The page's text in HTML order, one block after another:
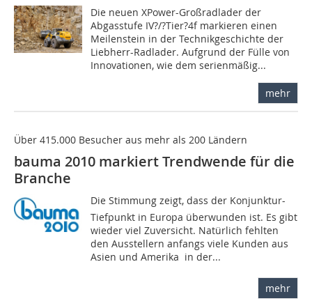
Die neuen XPower-Großradlader der
Abgasstufe IV?/?Tier?4f markieren einen
Meilenstein in der Technikgeschichte der
Liebherr-Radlader. Aufgrund der Fülle von
Innovationen, wie dem serienmäßig...
mehr
Über 415.000 Besucher aus mehr als 200 Ländern
bauma 2010 markiert Trendwende für die
Branche
Die Stimmung zeigt, dass der Konjunktur-
Tiefpunkt in Europa überwunden ist. Es gibt
wieder viel Zuversicht. Natürlich fehlten
den Ausstellern anfangs viele Kunden aus
Asien und Amerika  in der...
mehr